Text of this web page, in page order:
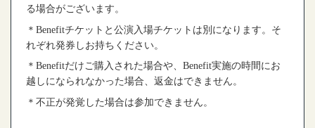
る場合がございます。
＊ Benefitチケットと公演入場チケットは別になります。そ
れぞれ発券しお持ちください。
＊ Benefitだけご購入された場合や、 Benefit実施の時間にお
越しになられなかった場合、返金はできません。
＊不正が発覚した場合は参加できません。